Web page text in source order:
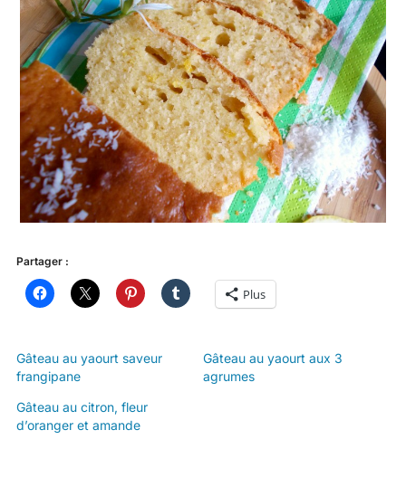
Partager :
Plus
Gâteau au yaourt saveur
frangipane
Gâteau au yaourt aux 3
agrumes
Gâteau au citron, fleur
d’oranger et amande